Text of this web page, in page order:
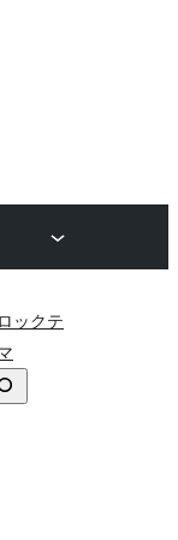
ックテ